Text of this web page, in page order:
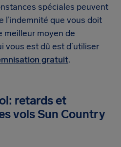
spéciales peuvent
l’indemnité que vous doit
meilleur moyen de
vous est dû est d’utiliser
gratuit.
retards et
vols Sun Country